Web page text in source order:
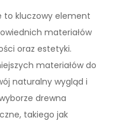
to kluczowy element
materiałów
oraz estetyki.
materiałów do
naturalny wygląd i
drewna
takiego jak